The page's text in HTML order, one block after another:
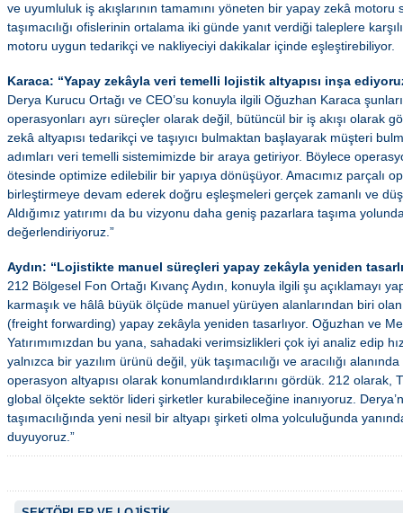
ve uyumluluk iş akışlarının tamamını yöneten bir yapay zekâ
taşımacılığı ofislerinin ortalama iki günde yanıt verdiği taleplere
motoru uygun tedarikçi ve nakliyeciyi dakikalar içinde eşleştirebiliyor.
Karaca: “Yapay zekâyla veri temelli lojistik altyapısı inşa
Derya Kurucu Ortağı ve CEO’su konuyla ilgili Oğuzhan Karaca
operasyonları ayrı süreçler olarak değil, bütüncül bir iş akışı olarak
zekâ altyapısı tedarikçi ve taşıyıcı bulmaktan başlayarak müşteri
adımları veri temelli sistemimizde bir araya getiriyor. Böylece
ötesinde optimize edilebilir bir yapıya dönüşüyor. Amacımız parçalı
birleştirmeye devam ederek doğru eşleşmeleri gerçek zamanlı ve
Aldığımız yatırımı da bu vizyonu daha geniş pazarlara taşıma
değerlendiriyoruz.”
Aydın: “Lojistikte manuel süreçleri yapay zekâyla yeniden
212 Bölgesel Fon Ortağı Kıvanç Aydın, konuyla ilgili şu açıklamayı
karmaşık ve hâlâ büyük ölçüde manuel yürüyen alanlarından biri olan
(freight forwarding) yapay zekâyla yeniden tasarlıyor. Oğuzhan ve
Yatırımımızdan bu yana, sahadaki verimsizlikleri çok iyi analiz edip
yalnızca bir yazılım ürünü değil, yük taşımacılığı ve aracılığı
operasyon altyapısı olarak konumlandırdıklarını gördük. 212 olarak,
global ölçekte sektör lideri şirketler kurabileceğine inanıyoruz.
taşımacılığında yeni nesil bir altyapı şirketi olma yolculuğunda
duyuyoruz.”